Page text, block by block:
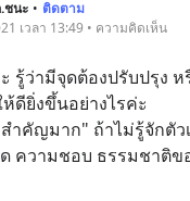
ชนะ • ติดตาม
เวลา 13:49 • ความคิดเห็น
รู้ว่ามีจุดต้องปรับปรุง
ดียิ่งขึ้นอย่างไรค่ะ
ความชอบ ธรรมชาติข